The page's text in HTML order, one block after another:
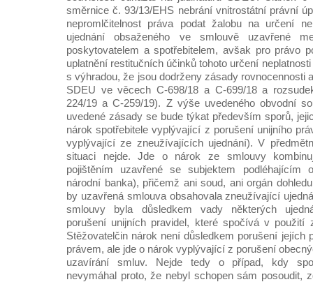
směrnice č. 93/13/EHS nebrání vnitrostátní právní
nepromlčitelnost práva podat žalobu na určení
ujednání obsaženého ve smlouvě uzavřené
poskytovatelem a spotřebitelem, avšak pro právo
uplatnění restitučních účinků tohoto určení
s výhradou, že jsou dodrženy zásady rovnocennosti
SDEU ve věcech C-698/18 a C-699/18 a
224/19 a C-259/19). Z výše uvedeného obvodní
uvedené zásady se bude týkat především sporů,
nárok spotřebitele vyplývající z porušení unijního
vyplývající ze zneužívajících ujednání). V
situaci nejde. Jde o nárok ze smlouvy
pojištěním uzavřené se subjektem podléhajícím
národní banka), přičemž ani soud, ani orgán
by uzavřená smlouva obsahovala zneužívající
smlouvy byla důsledkem vady některých
porušení unijních pravidel, které spočívá v použití
Stěžovatelčin nárok není důsledkem porušení jejích
právem, ale jde o nárok vyplývající z porušení
uzavírání smluv. Nejde tedy o případ, kdy
nevymáhal proto, že nebyl schopen sám posoudit,